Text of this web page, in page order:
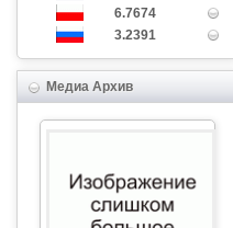
6.7674
3.2391
Медиа Архив